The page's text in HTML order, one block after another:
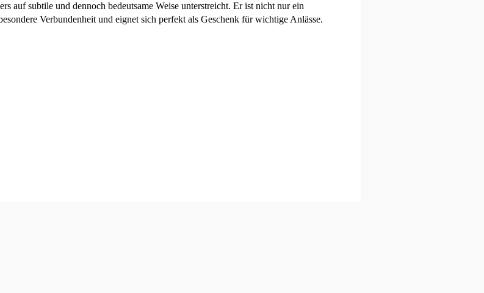
auf subtile und dennoch bedeutsame Weise unterstreicht. Er ist nicht nur ein
Verbundenheit und eignet sich perfekt als Geschenk für wichtige Anlässe.